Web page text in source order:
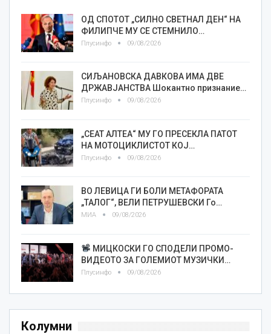
ОД СПОТОТ „СИЛНО СВЕТНАЛ ДЕН“ НА
ФИЛИПЧЕ МУ СЕ СТЕМНИЛО…
Плусинфо 09/08/2026
СИЉАНОВСКА ДАВКОВА ИМА ДВЕ
ДРЖАВЈАНСТВА Шокантно признание…
Плусинфо 09/08/2026
„СЕАТ АЛТЕА“ МУ ГО ПРЕСЕКЛА ПАТОТ
НА МОТОЦИКЛИСТОТ КОЈ…
Плусинфо 09/08/2026
ВО ЛЕВИЦА ГИ БОЛИ МЕТАФОРАТА
„ТАЛОГ“, ВЕЛИ ПЕТРУШЕВСКИ Го…
МИА 09/08/2026
МИЦКОСКИ ГО СПОДЕЛИ ПРОМО-
ВИДЕОТО ЗА ГОЛЕМИОТ МУЗИЧКИ…
Плусинфо 09/08/2026
Колумни